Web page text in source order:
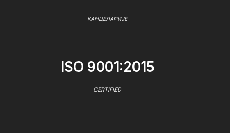
КАНЦЕЛАРИЈЕ
ISO 9001:2015
CERTIFIED